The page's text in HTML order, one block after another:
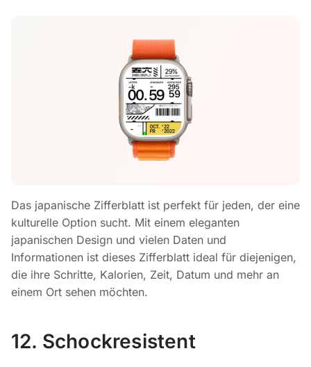
Das japanische Zifferblatt ist perfekt für jeden, der eine
kulturelle Option sucht. Mit einem eleganten
japanischen Design und vielen Daten und
Informationen ist dieses Zifferblatt ideal für diejenigen,
die ihre Schritte, Kalorien, Zeit, Datum und mehr an
einem Ort sehen möchten.
12. Schockresistent